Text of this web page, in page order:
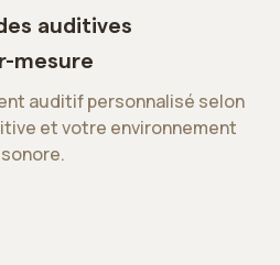
auditives
mesure
auditif personnalisé selon
et votre environnement
sonore.